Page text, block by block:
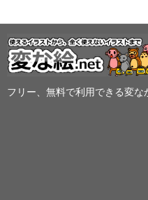
フリー、無料で利用できる変